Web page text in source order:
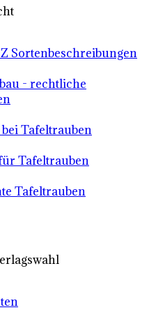
Sortenbeschreibungen
- rechtliche
Tafeltrauben
Tafeltrauben
Tafeltrauben